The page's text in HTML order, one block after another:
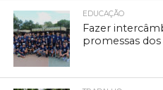
EDUCAÇÃO
Fazer
promessas dos